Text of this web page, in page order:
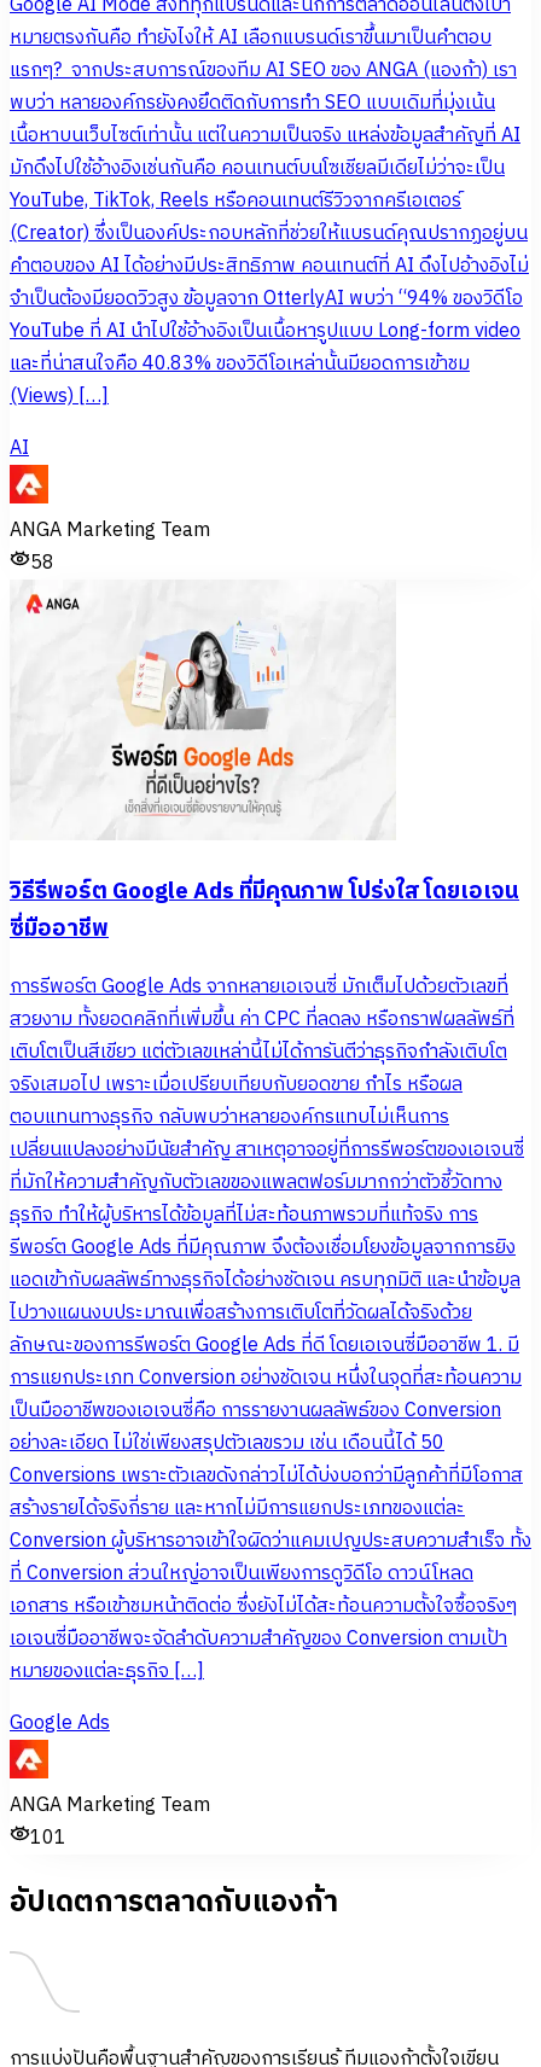
หมายตรงกันคือ ทำยังไงให้ AI เลือกแบรนด์เราขึ้นมาเป็นคำตอบ
แรกๆ? จากประสบการณ์ของทีม AI SEO ของ ANGA (แองก้า) เรา
พบว่า หลายองค์กรยังคงยึดติดกับการทำ SEO แบบเดิมที่มุ่งเน้น
เนื้อหาบนเว็บไซต์เท่านั้น แต่ในความเป็นจริง แหล่งข้อมูลสำคัญที่ AI
มักดึงไปใช้อ้างอิงเช่นกันคือ คอนเทนต์บนโซเชียลมีเดียไม่ว่าจะเป็น
YouTube, TikTok, Reels หรือคอนเทนต์รีวิวจากครีเอเตอร์
(Creator) ซึ่งเป็นองค์ประกอบหลักที่ช่วยให้แบรนด์คุณปรากฏอยู่บน
คำตอบของ AI ได้อย่างมีประสิทธิภาพ คอนเทนต์ที่ AI ดึงไปอ้างอิงไม่
จำเป็นต้องมียอดวิวสูง ข้อมูลจาก OtterlyAI พบว่า “94% ของวิดีโอ
YouTube ที่ AI นำไปใช้อ้างอิงเป็นเนื้อหารูปแบบ Long-form video
และที่น่าสนใจคือ 40.83% ของวิดีโอเหล่านั้นมียอดการเข้าชม
(Views) […]
AI
ANGA Marketing Team
58
วิธีรีพอร์ต Google Ads ที่มีคุณภาพ โปร่งใส โดยเอเจน
ซี่มืออาชีพ
การรีพอร์ต Google Ads จากหลายเอเจนซี่ มักเต็มไปด้วยตัวเลขที่
สวยงาม ทั้งยอดคลิกที่เพิ่มขึ้น ค่า CPC ที่ลดลง หรือกราฟผลลัพธ์ที่
เติบโตเป็นสีเขียว แต่ตัวเลขเหล่านี้ไม่ได้การันตีว่าธุรกิจกำลังเติบโต
จริงเสมอไป เพราะเมื่อเปรียบเทียบกับยอดขาย กำไร หรือผล
ตอบแทนทางธุรกิจ กลับพบว่าหลายองค์กรแทบไม่เห็นการ
เปลี่ยนแปลงอย่างมีนัยสำคัญ สาเหตุอาจอยู่ที่การรีพอร์ตของเอเจนซี่
ที่มักให้ความสำคัญกับตัวเลขของแพลตฟอร์มมากกว่าตัวชี้วัดทาง
ธุรกิจ ทำให้ผู้บริหารได้ข้อมูลที่ไม่สะท้อนภาพรวมที่แท้จริง การ
รีพอร์ต Google Ads ที่มีคุณภาพ จึงต้องเชื่อมโยงข้อมูลจากการยิง
แอดเข้ากับผลลัพธ์ทางธุรกิจได้อย่างชัดเจน ครบทุกมิติ และนำข้อมูล
ไปวางแผนงบประมาณเพื่อสร้างการเติบโตที่วัดผลได้จริงด้วย
ลักษณะของการรีพอร์ต Google Ads ที่ดี โดยเอเจนซี่มืออาชีพ 1. มี
การแยกประเภท Conversion อย่างชัดเจน หนึ่งในจุดที่สะท้อนความ
เป็นมืออาชีพของเอเจนซี่คือ การรายงานผลลัพธ์ของ Conversion
อย่างละเอียด ไม่ใช่เพียงสรุปตัวเลขรวม เช่น เดือนนี้ได้ 50
Conversions เพราะตัวเลขดังกล่าวไม่ได้บ่งบอกว่ามีลูกค้าที่มีโอกาส
สร้างรายได้จริงกี่ราย และหากไม่มีการแยกประเภทของแต่ละ
Conversion ผู้บริหารอาจเข้าใจผิดว่าแคมเปญประสบความสำเร็จ ทั้ง
ที่ Conversion ส่วนใหญ่อาจเป็นเพียงการดูวิดีโอ ดาวน์โหลด
เอกสาร หรือเข้าชมหน้าติดต่อ ซึ่งยังไม่ได้สะท้อนความตั้งใจซื้อจริงๆ
เอเจนซี่มืออาชีพจะจัดลำดับความสำคัญของ Conversion ตามเป้า
หมายของแต่ละธุรกิจ […]
Google Ads
ANGA Marketing Team
101
อัปเดตการตลาดกับแองก้า
การแบ่งปันคือพื้นฐานสำคัญของการเรียนรู้ ทีมแองก้าตั้งใจเขียน